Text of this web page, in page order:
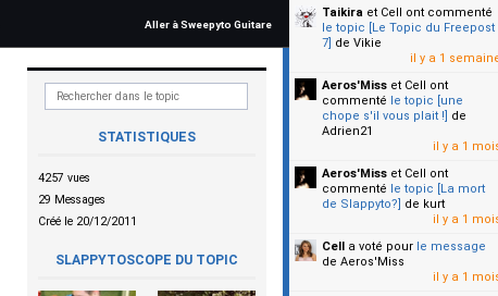
Aller à Sweepyto Guitare
STATISTIQUES
4257 vues
29 Messages
Créé le 20/12/2011
SLAPPYTOSCOPE DU TOPIC
Taikira et Cell ont commenté
le topic [Le Topic du Freepost
7] de Vikie
il y a 1
Aeros'Miss et Cell ont
commenté le topic [une
chope s'il vous plait !] de
Adrien21
il y a 1
Aeros'Miss et Cell ont
commenté le topic [La mort
de Slappyto?] de kurt
il y a 1
Cell a voté pour le message
de Aeros'Miss
il y a 1